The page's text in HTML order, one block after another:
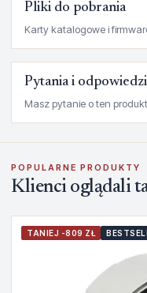
Pliki do pobrania
Karty katalogowe i
Pytania i odpowiedzi
Masz pytanie o ten
POPULARNE PRODUKTY
Klienci oglądali
TANIEJ -809 ZŁ